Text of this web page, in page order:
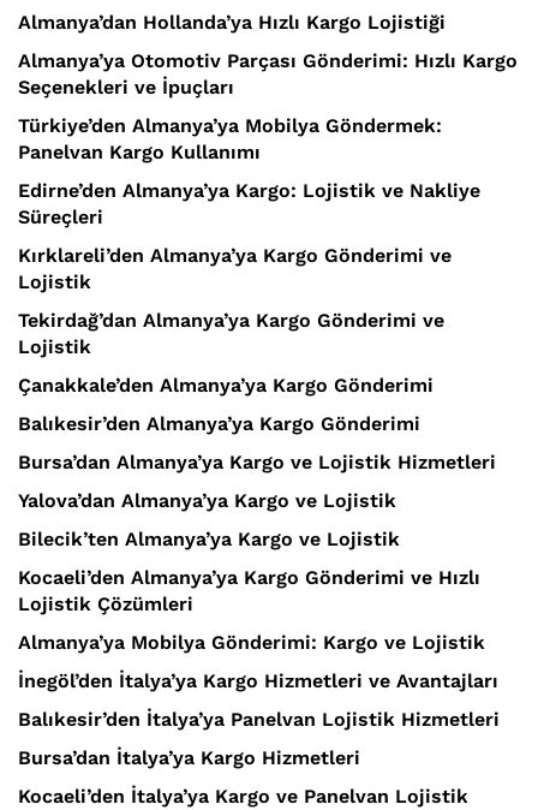
Almanya’dan Hollanda’ya Hızlı Kargo Lojistiği
Almanya’ya Otomotiv Parçası Gönderimi: Hızlı Kargo
Seçenekleri ve İpuçları
Türkiye’den Almanya’ya Mobilya Göndermek:
Panelvan Kargo Kullanımı
Edirne’den Almanya’ya Kargo: Lojistik ve Nakliye
Süreçleri
Kırklareli’den Almanya’ya Kargo Gönderimi ve
Lojistik
Tekirdağ’dan Almanya’ya Kargo Gönderimi ve
Lojistik
Çanakkale’den Almanya’ya Kargo Gönderimi
Balıkesir’den Almanya’ya Kargo Gönderimi
Bursa’dan Almanya’ya Kargo ve Lojistik Hizmetleri
Yalova’dan Almanya’ya Kargo ve Lojistik
Bilecik’ten Almanya’ya Kargo ve Lojistik
Kocaeli’den Almanya’ya Kargo Gönderimi ve Hızlı
Lojistik Çözümleri
Almanya’ya Mobilya Gönderimi: Kargo ve Lojistik
İnegöl’den İtalya’ya Kargo Hizmetleri ve Avantajları
Balıkesir’den İtalya’ya Panelvan Lojistik Hizmetleri
Bursa’dan İtalya’ya Kargo Hizmetleri
Kocaeli’den İtalya’ya Kargo ve Panelvan Lojistik